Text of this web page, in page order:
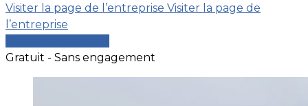
Visiter la page de l’entreprise Visiter la page de
l’entreprise
Gratuit - Sans engagement